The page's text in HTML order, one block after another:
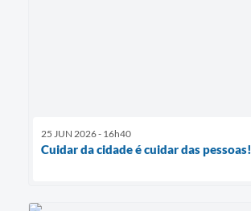
25 JUN 2026 - 16h40
Cuidar da cidade é cuidar das pessoas!